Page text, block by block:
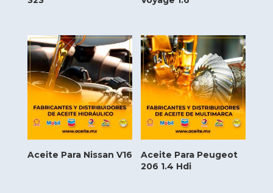
Aceite Para Nissan V16
Aceite Para Peugeot
206 1.4 Hdi